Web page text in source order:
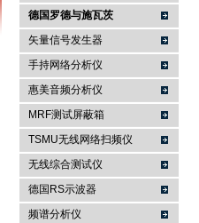
南京咏仪电子科技有限公司
德国罗德与施瓦茨
矢量信号发生器
手持网络分析仪
惠美音频分析仪
MRF测试屏蔽箱
TSMU无线网络扫频仪
无线综合测试仪
德国RS示波器
频谱分析仪